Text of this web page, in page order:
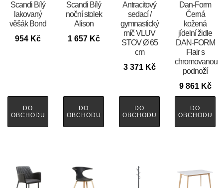
Scandi Bílý
lakovaný
věšák Bond
954 Kč
DO
OBCHODU
Scandi Bílý
noční stolek
Alison
1 657 Kč
DO
OBCHODU
Antracitový
sedací /
gymnastický
míč VLUV
STOV Ø 65
cm
3 371 Kč
DO
OBCHODU
​​​​​Dan-Form
Černá
kožená
jídelní židle
DAN-FORM
Flair s
chromovanou
podnoží
9 861 Kč
DO
OBCHODU